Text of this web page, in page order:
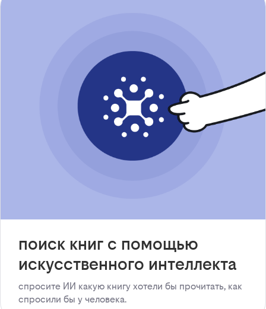
поиск книг с помощью
искусственного интеллекта
спросите ИИ какую книгу хотели бы прочитать, как
спросили бы у человека.